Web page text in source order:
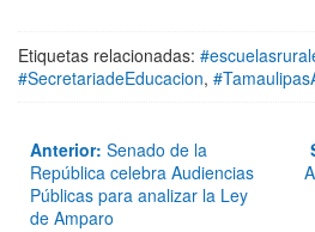
Etiquetas relacionadas:
#SecretariadeEducacion,
Anterior: Senado de la
República celebra Audiencias
Públicas para analizar la Ley
de Amparo